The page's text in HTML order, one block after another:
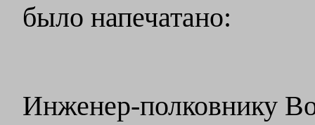
было напечатано:
Инженер-полковнику